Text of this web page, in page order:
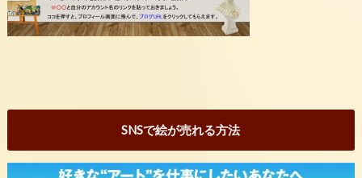
SNSで絵が売れる方法